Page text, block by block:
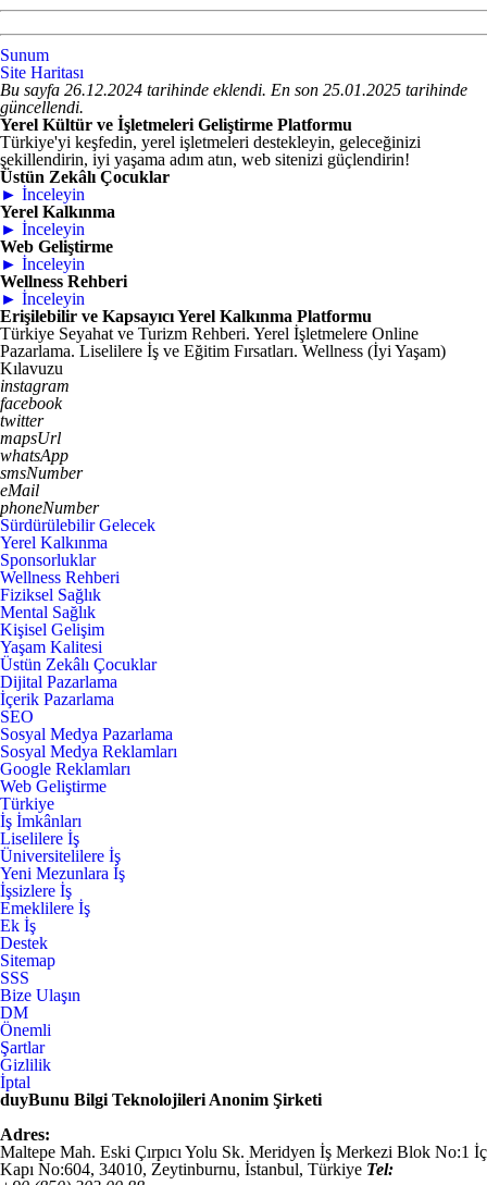
Sunum
Site Haritası
Bu sayfa 26.12.2024 tarihinde eklendi. En son 25.01.2025 tarihinde
güncellendi.
Yerel Kültür ve İşletmeleri Geliştirme Platformu
Türkiye'yi keşfedin, yerel işletmeleri destekleyin, geleceğinizi
şekillendirin, iyi yaşama adım atın, web sitenizi güçlendirin!
Üstün Zekâlı Çocuklar
► İnceleyin
Yerel Kalkınma
► İnceleyin
Web Geliştirme
► İnceleyin
Wellness Rehberi
► İnceleyin
Erişilebilir ve Kapsayıcı Yerel Kalkınma Platformu
Türkiye Seyahat ve Turizm Rehberi. Yerel İşletmelere Online
Pazarlama. Liselilere İş ve Eğitim Fırsatları. Wellness (İyi Yaşam)
Kılavuzu
instagram
facebook
twitter
mapsUrl
whatsApp
smsNumber
eMail
phoneNumber
Sürdürülebilir Gelecek
Yerel Kalkınma
Sponsorluklar
Wellness Rehberi
Fiziksel Sağlık
Mental Sağlık
Kişisel Gelişim
Yaşam Kalitesi
Üstün Zekâlı Çocuklar
Dijital Pazarlama
İçerik Pazarlama
SEO
Sosyal Medya Pazarlama
Sosyal Medya Reklamları
Google Reklamları
Web Geliştirme
Türkiye
İş İmkânları
Liselilere İş
Üniversitelilere İş
Yeni Mezunlara İş
İşsizlere İş
Emeklilere İş
Ek İş
Destek
Sitemap
SSS
Bize Ulaşın
DM
Önemli
Şartlar
Gizlilik
İptal
duyBunu Bilgi Teknolojileri Anonim Şirketi
Adres:
Maltepe Mah. Eski Çırpıcı Yolu Sk. Meridyen İş Merkezi Blok No:1 İç
Kapı No:604, 34010, Zeytinburnu, İstanbul, Türkiye Tel: